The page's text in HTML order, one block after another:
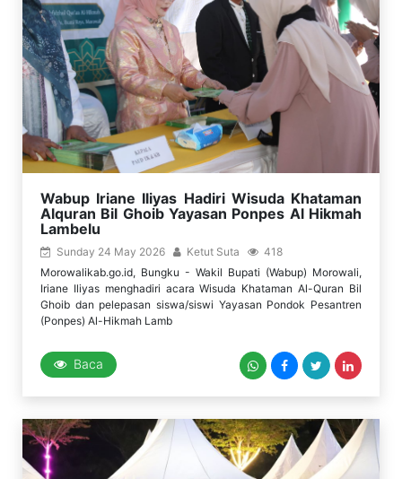
Wabup Iriane Iliyas Hadiri Wisuda Khataman
Alquran Bil Ghoib Yayasan Ponpes Al Hikmah
Lambelu
Sunday 24 May 2026 Ketut Suta
418
Morowalikab.go.id, Bungku - Wakil Bupati (Wabup) Morowali,
Iriane Iliyas menghadiri acara Wisuda Khataman Al-Quran Bil
Ghoib dan pelepasan siswa/siswi Yayasan Pondok Pesantren
(Ponpes) Al-Hikmah Lamb
Baca